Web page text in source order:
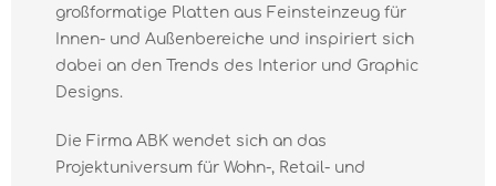
großformatige Platten aus Feinsteinzeug für
Innen- und Außenbereiche und inspiriert sich
dabei an den Trends des Interior und Graphic
Designs.
Die Firma ABK wendet sich an das
Projektuniversum für Wohn-, Retail- und